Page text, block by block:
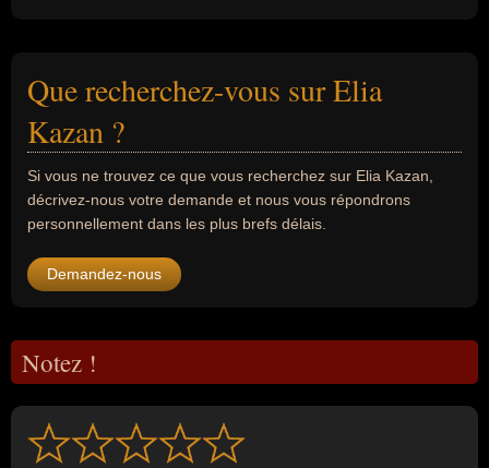
Que recherchez-vous sur Elia
Kazan ?
Si vous ne trouvez ce que vous recherchez sur Elia Kazan,
décrivez-nous votre demande et nous vous répondrons
personnellement dans les plus brefs délais.
Demandez-nous
Notez !